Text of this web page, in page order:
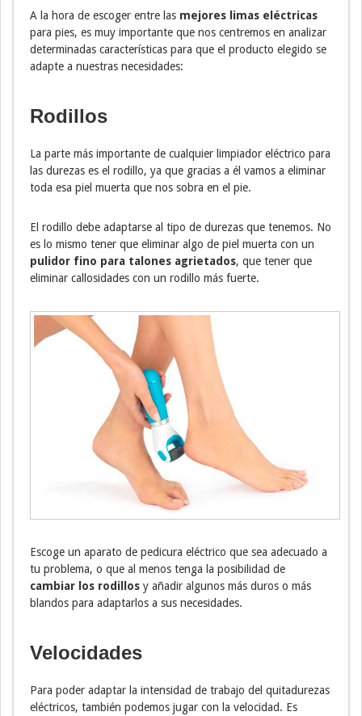
A la hora de escoger entre las mejores limas eléctricas
para pies, es muy importante que nos centremos en analizar
determinadas características para que el producto elegido se
adapte a nuestras necesidades:
Rodillos
La parte más importante de cualquier limpiador eléctrico para
las durezas es el rodillo, ya que gracias a él vamos a eliminar
toda esa piel muerta que nos sobra en el pie.
El rodillo debe adaptarse al tipo de durezas que tenemos. No
es lo mismo tener que eliminar algo de piel muerta con un
pulidor fino para talones agrietados, que tener que
eliminar callosidades con un rodillo más fuerte.
Escoge un aparato de pedicura eléctrico que sea adecuado a
tu problema, o que al menos tenga la posibilidad de
cambiar los rodillos y añadir algunos más duros o más
blandos para adaptarlos a sus necesidades.
Velocidades
Para poder adaptar la intensidad de trabajo del quitadurezas
eléctricos, también podemos jugar con la velocidad. Es